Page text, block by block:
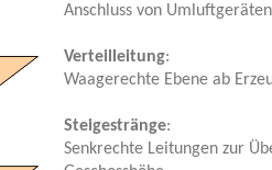
Anschluss von
Verteilleitung:
Waagerechte Ebene ab
Steigestränge:
Senkrechte Leitungen zur